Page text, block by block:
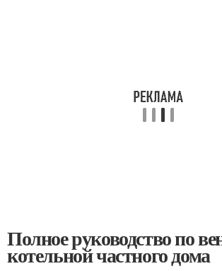
Полное руководство по
котельной частного дома